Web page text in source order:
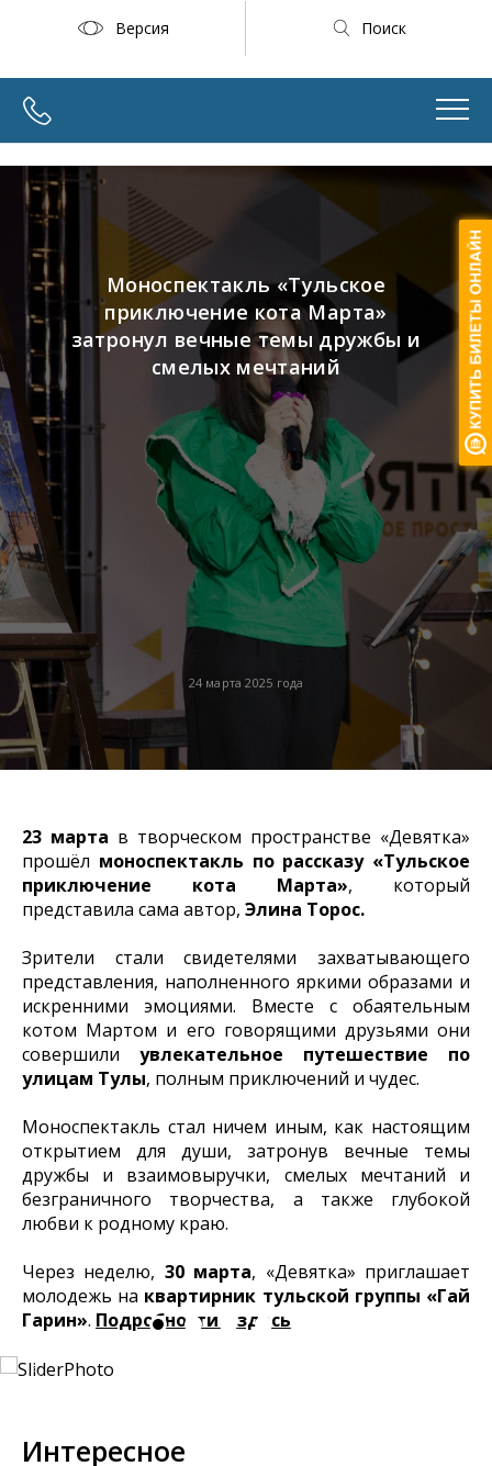
Версия Поиск
24 марта 2025 года
Моноспектакль «Тульское
приключение кота Марта»
затронул вечные темы дружбы и
смелых мечтаний
23 марта в творческом пространстве «Девятка»
прошёл моноспектакль по рассказу «Тульское
приключение кота Марта», который
представила сама автор, Элина Торос.
Зрители стали свидетелями захватывающего
представления, наполненного яркими образами и
искренними эмоциями. Вместе с обаятельным
котом Мартом и его говорящими друзьями они
совершили увлекательное путешествие по
улицам Тулы, полным приключений и чудес.
Моноспектакль стал ничем иным, как настоящим
открытием для души, затронув вечные темы
дружбы и взаимовыручки, смелых мечтаний и
безграничного творчества, а также глубокой
любви к родному краю.
Через неделю, 30 марта, «Девятка» приглашает
молодежь на квартирник тульской группы «Гай
Гарин». Подробности – здесь.
Интересное